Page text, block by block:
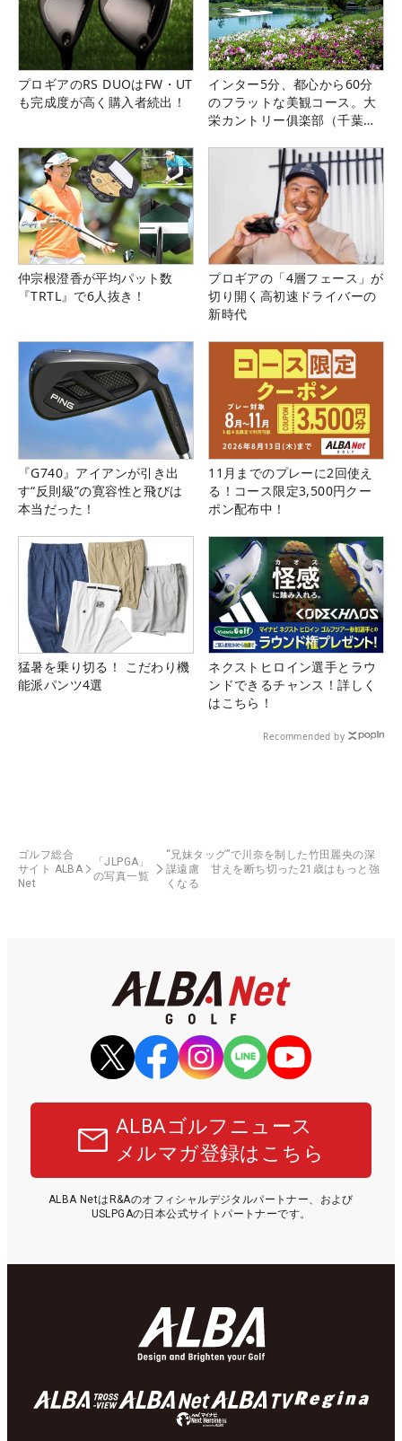
プロギアのRS DUOはFW・UT
も完成度が高く購入者続出！
インター5分、都心から60分
のフラットな美観コース。大
栄カントリー俱楽部（千葉
仲宗根澄香が平均パット数
『TRTL』で6人抜き！
プロギアの「4層フェース」が
切り開く高初速ドライバーの
新時代
『G740』アイアンが引き出
す“反則級”の寛容性と飛びは
本当だった！
11月までのプレーに2回使え
る！コース限定3,500円クー
ポン配布中！
猛暑を乗り切る！ こだわり機
能派パンツ4選
ネクストヒロイン選手とラウ
ンドできるチャンス！詳しく
はこちら！
Recommended by
ゴルフ総合
サイト ALBA
Net
「JLPGA」
の写真一覧
“兄妹タッグ”で川奈を制した竹田麗央の深
謀遠慮 甘えを断ち切った21歳はもっと強
くなる
ALBAゴルフニュース
メルマガ登録はこちら
ALBA NetはR&Aのオフィシャルデジタルパートナー、および
USLPGAの日本公式サイトパートナーです。